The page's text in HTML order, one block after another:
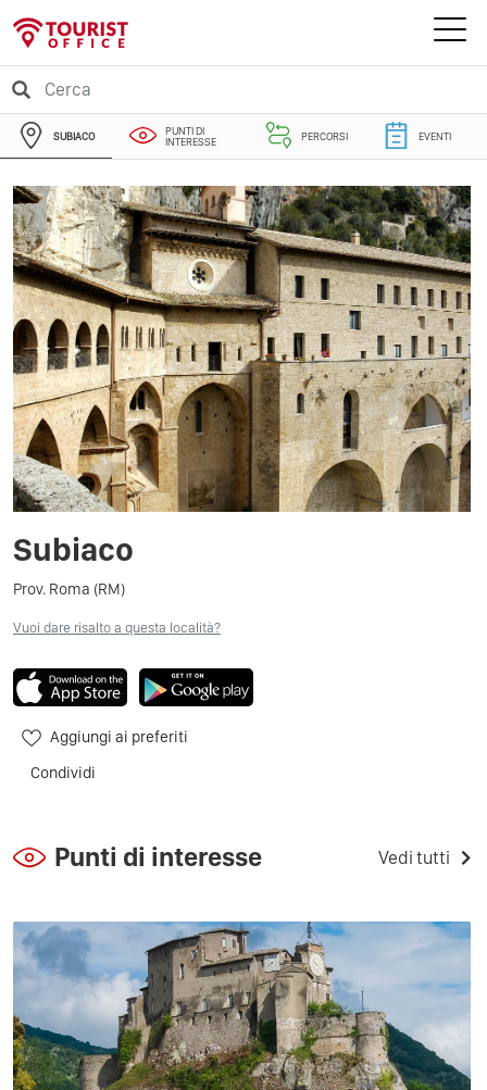
SUBIACO
PUNTI DI
INTERESSE
PERCORSI EVENTI
Subiaco
Prov. Roma (RM)
Vuoi dare risalto a questa località?
Aggiungi ai preferiti
Condividi
Punti di interesse Vedi tutti